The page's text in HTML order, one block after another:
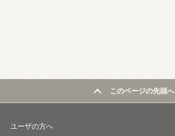
このページの先頭へ
ユーザの方へ